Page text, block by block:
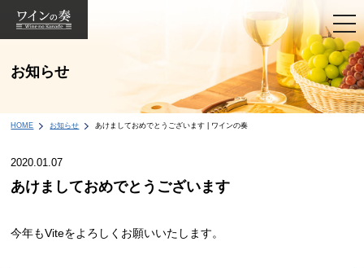
お知らせ
HOME お知らせ あけましておめでとうございます | ワインの奏
2020.01.07
あけましておめでとうございます
今年もViteをよろしくお願いいたします。